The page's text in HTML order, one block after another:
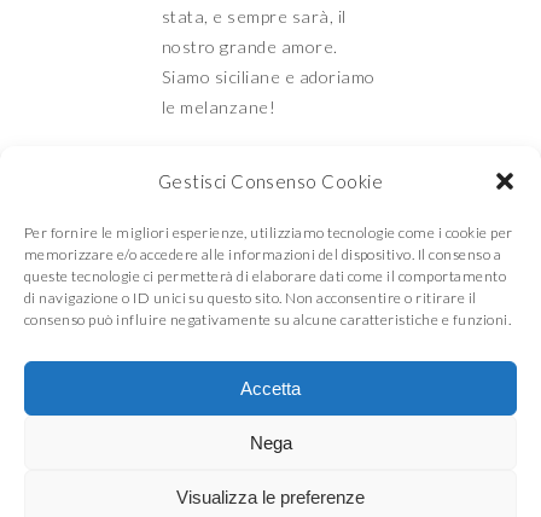
Gestisci Consenso Cookie
Per fornire le migliori esperienze, utilizziamo tecnologie come i cookie per
memorizzare e/o accedere alle informazioni del dispositivo. Il consenso a
queste tecnologie ci permetterà di elaborare dati come il comportamento
di navigazione o ID unici su questo sito. Non acconsentire o ritirare il
consenso può influire negativamente su alcune caratteristiche e funzioni.
Accetta
Nega
Visualizza le preferenze
Mamma e Figlia in
cucina
© COPYRIGHT MAMMA E FIGLIA IN CUCINA 2026. THEME BY BLUCHIC